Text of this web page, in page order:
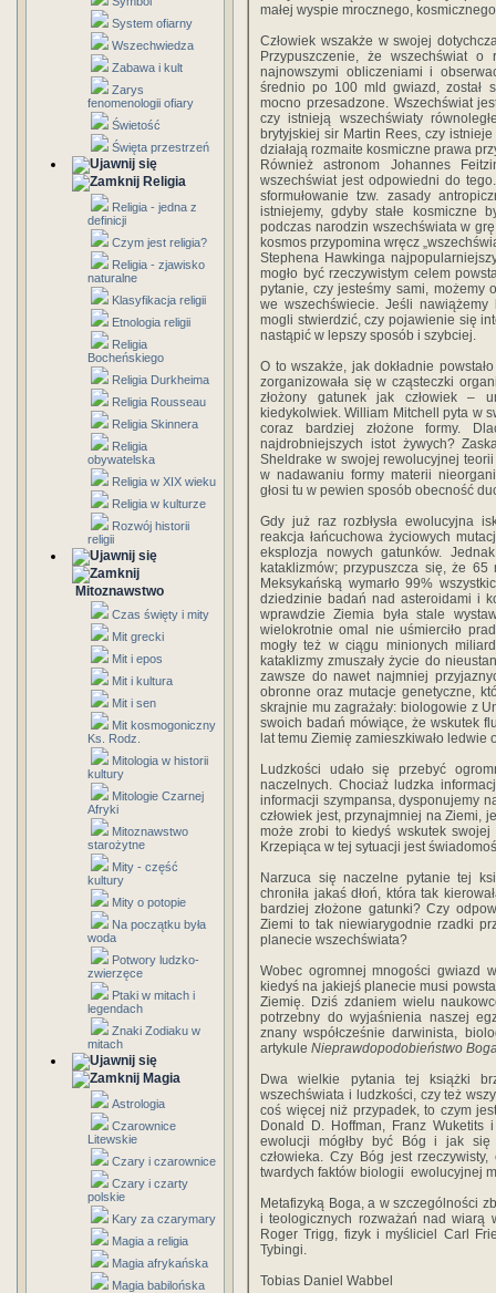
System ofiarny
Wszechwiedza
Zabawa i kult
Zarys
fenomenologii ofiary
Świetość
Święta przestrzeń
Religia
Religia - jedna z
definicji
Czym jest religia?
Religia - zjawisko
naturalne
Klasyfikacja religii
Etnologia religii
Religia
Bocheńskiego
Religia Durkheima
Religia Rousseau
Religia Skinnera
Religia
obywatelska
Religia w XIX wieku
Religia w kulturze
Rozwój historii
religii
Mitoznawstwo
Czas święty i mity
Mit grecki
Mit i epos
Mit i kultura
Mit i sen
Mit kosmogoniczny
Ks. Rodz.
Mitologia w historii
kultury
Mitologie Czarnej
Afryki
Mitoznawstwo
starożytne
Mity - część
kultury
Mity o potopie
Na początku była
woda
Potwory ludzko-
zwierzęce
Ptaki w mitach i
legendach
Znaki Zodiaku w
mitach
Magia
Astrologia
Czarownice
Litewskie
Czary i czarownice
Czary i czarty
polskie
Kary za czarymary
Magia a religia
Magia afrykańska
Magia babilońska
małej wyspie mrocznego,
Człowiek wszakże w swojej
Przypuszczenie, że wszechświat
najnowszymi obliczeniami i
średnio po 100 mld gwiazd, został
mocno przesadzone. Wszechświat
czy istnieją wszechświaty
brytyjskiej sir Martin Rees, czy
działają rozmaite kosmiczne prawa
Również astronom Johannes
wszechświat jest odpowiedni do
sformułowanie tzw. zasady
istniejemy, gdyby stałe kosmiczne
podczas narodzin wszechświata w
kosmos przypomina wręcz
Stephena Hawkinga
mogło być rzeczywistym celem
pytanie, czy jesteśmy sami, możemy
we wszechświecie. Jeśli
mogli stwierdzić, czy pojawienie się
nastąpić w lepszy sposób i szybciej.
O to wszakże, jak dokładnie
zorganizowała się w cząsteczki
złożony gatunek jak człowiek –
kiedykolwiek. William Mitchell pyta w
coraz bardziej złożone formy.
najdrobniejszych istot żywych?
Sheldrake w swojej rewolucyjnej
w nadawaniu formy materii
głosi tu w pewien sposób obecność
Gdy już raz rozbłysła ewolucyjna
reakcja łańcuchowa życiowych
eksplozja nowych gatunków.
kataklizmów; przypuszcza się, że
Meksykańską wymarło 99%
dziedzinie badań nad asteroidami i
wprawdzie Ziemia była stale
wielokrotnie omal nie uśmierciło
mogły też w ciągu minionych
kataklizmy zmuszały życie do
zawsze do nawet najmniej
obronne oraz mutacje genetyczne,
skrajnie mu zagrażały: biologowie z
swoich badań mówiące, że wskutek
lat temu Ziemię zamieszkiwało ledwie
Ludzkości udało się przebyć
naczelnych. Chociaż ludzka
informacji szympansa, dysponujemy
człowiek jest, przynajmniej na Ziemi,
może zrobi to kiedyś wskutek
Krzepiąca w tej sytuacji jest
Narzuca się naczelne pytanie tej
chroniła jakaś dłoń, która tak
bardziej złożone gatunki? Czy
Ziemi to tak niewiarygodnie rzadki
planecie wszechświata?
Wobec ogromnej mnogości gwiazd
kiedyś na jakiejś planecie musi
Ziemię. Dziś zdaniem wielu
potrzebny do wyjaśnienia naszej
znany współcześnie darwinista,
artykule Nieprawdopodobieństwo
Dwa wielkie pytania tej książki
wszechświata i ludzkości, czy też
coś więcej niż przypadek, to czym
Donald D. Hoffman, Franz
ewolucji mógłby być Bóg i jak się
człowieka. Czy Bóg jest
twardych faktów biologii ewolucyjnej
Metafizyką Boga, a w szczególności
i teologicznych rozważań nad wiarą
Roger Trigg, fizyk i myśliciel Carl
Tybingi.
Tobias Daniel Wabbel